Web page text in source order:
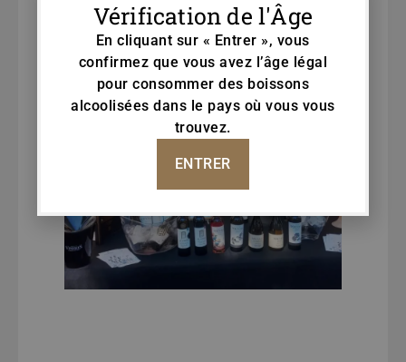
Vérification de l'Âge
En cliquant sur « Entrer », vous
confirmez que vous avez l’âge légal
pour consommer des boissons
alcoolisées dans le pays où vous vous
trouvez.
ENTRER